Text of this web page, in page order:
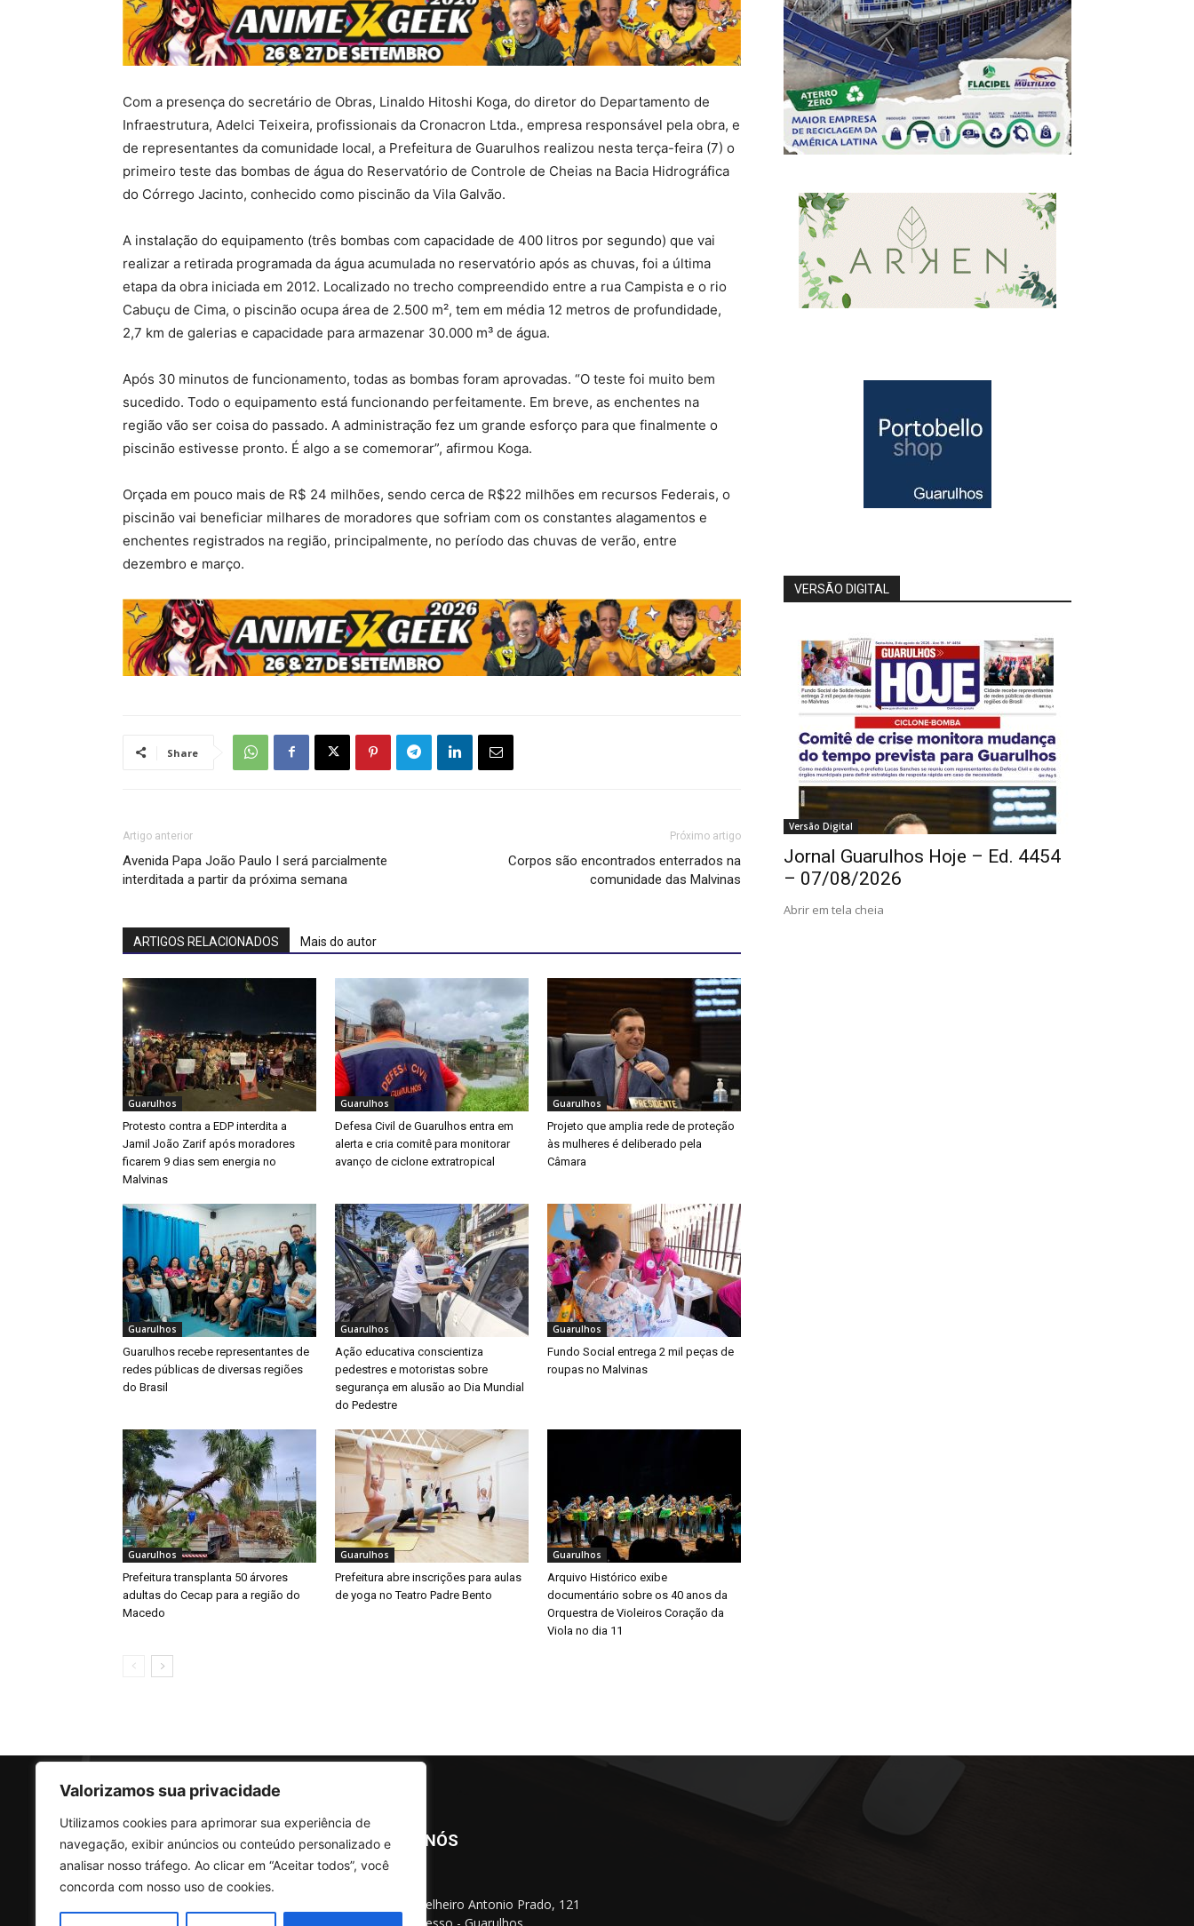
Valorizamos sua privacidade
Utilizamos cookies para aprimorar sua experiência de
navegação, exibir anúncios ou conteúdo personalizado e
analisar nosso tráfego. Ao clicar em “Aceitar todos”, você
concorda com nosso uso de cookies.
Com a presença do secretário de Obras, Linaldo Hitoshi Koga, do diretor do Departamento de
Infraestrutura, Adelci Teixeira, profissionais da Cronacron Ltda., empresa responsável pela obra, e
de representantes da comunidade local, a Prefeitura de Guarulhos realizou nesta terça-feira (7) o
primeiro teste das bombas de água do Reservatório de Controle de Cheias na Bacia Hidrográfica
do Córrego Jacinto, conhecido como piscinão da Vila Galvão.
A instalação do equipamento (três bombas com capacidade de 400 litros por segundo) que vai
realizar a retirada programada da água acumulada no reservatório após as chuvas, foi a última
etapa da obra iniciada em 2012. Localizado no trecho compreendido entre a rua Campista e o rio
Cabuçu de Cima, o piscinão ocupa área de 2.500 m², tem em média 12 metros de profundidade,
2,7 km de galerias e capacidade para armazenar 30.000 m³ de água.
Após 30 minutos de funcionamento, todas as bombas foram aprovadas. “O teste foi muito bem
sucedido. Todo o equipamento está funcionando perfeitamente. Em breve, as enchentes na
região vão ser coisa do passado. A administração fez um grande esforço para que finalmente o
piscinão estivesse pronto. É algo a se comemorar”, afirmou Koga.
Orçada em pouco mais de R$ 24 milhões, sendo cerca de R$22 milhões em recursos Federais, o
piscinão vai beneficiar milhares de moradores que sofriam com os constantes alagamentos e
enchentes registrados na região, principalmente, no período das chuvas de verão, entre
dezembro e março.
Share
Artigo anterior
Avenida Papa João Paulo I será parcialmente
interditada a partir da próxima semana
Próximo artigo
Corpos são encontrados enterrados na
comunidade das Malvinas
ARTIGOS RELACIONADOS Mais do autor
Guarulhos
Protesto contra a EDP interdita a
Jamil João Zarif após moradores
ficarem 9 dias sem energia no
Malvinas
Guarulhos
Defesa Civil de Guarulhos entra em
alerta e cria comitê para monitorar
avanço de ciclone extratropical
Guarulhos
Projeto que amplia rede de proteção
às mulheres é deliberado pela
Câmara
Guarulhos
Guarulhos recebe representantes de
redes públicas de diversas regiões
do Brasil
Guarulhos
Ação educativa conscientiza
pedestres e motoristas sobre
segurança em alusão ao Dia Mundial
do Pedestre
Guarulhos
Fundo Social entrega 2 mil peças de
roupas no Malvinas
Guarulhos
Prefeitura transplanta 50 árvores
adultas do Cecap para a região do
Macedo
Guarulhos
Prefeitura abre inscrições para aulas
de yoga no Teatro Padre Bento
Guarulhos
Arquivo Histórico exibe
documentário sobre os 40 anos da
Orquestra de Violeiros Coração da
Viola no dia 11
VERSÃO DIGITAL
Versão Digital
Jornal Guarulhos Hoje – Ed. 4454
– 07/08/2026
Abrir em tela cheia
SOBRE NÓS
Rua Conselheiro Antonio Prado, 121